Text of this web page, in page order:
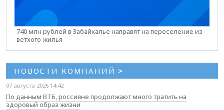
740 млн рублей в Забайкалье направят на переселение из
ветхого жилья
НОВОСТИ КОМПАНИЙ >
07 августа 2026 14:42
По данным ВТБ, россияне продолжают много тратить на
здоровый образ жизни